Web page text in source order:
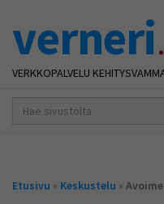
verneri
VERKKOPALVELU
hakusana(t)
Olet
Etusivu » Keskustelu »